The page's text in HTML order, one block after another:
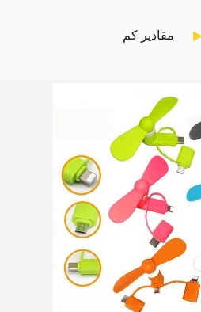
مقادیر کم